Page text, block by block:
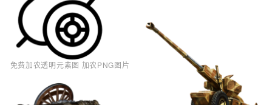
免费加农透明元素图 加农PNG图片